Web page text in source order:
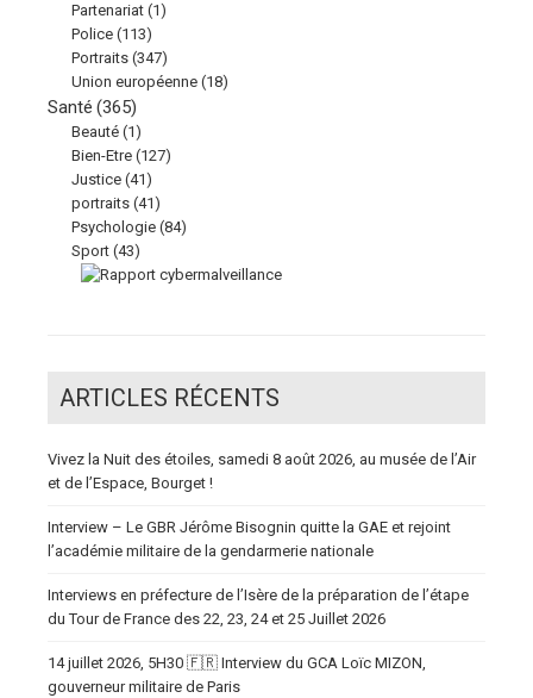
Partenariat (1)
Police (113)
Portraits (347)
Union européenne (18)
Santé (365)
Beauté (1)
Bien-Etre (127)
Justice (41)
portraits (41)
Psychologie (84)
Sport (43)
ARTICLES RÉCENTS
Vivez la Nuit des étoiles, samedi 8 août 2026, au musée de l’Air
et de l’Espace, Bourget !
Interview – Le GBR Jérôme Bisognin quitte la GAE et rejoint
l’académie militaire de la gendarmerie nationale
Interviews en préfecture de l’Isère de la préparation de l’étape
du Tour de France des 22, 23, 24 et 25 Juillet 2026
14 juillet 2026, 5H30 🇫🇷 Interview du GCA Loïc MIZON,
gouverneur militaire de Paris